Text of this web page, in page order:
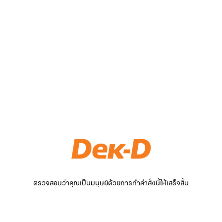
ตรวจสอบว่าคุณเป็นมนุษย์ด้วยการทำคำสั่งนี้ให้เสร็จสิ้น